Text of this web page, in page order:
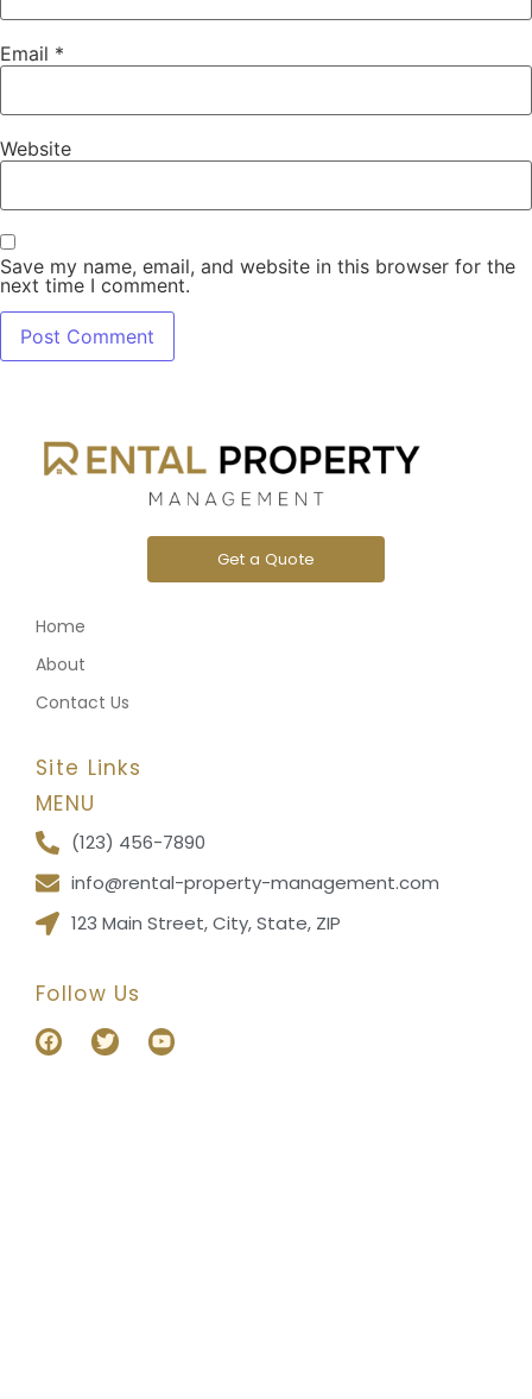
Email *
Website
Save my name, email, and website in this browser for the
next time I comment.
Get a Quote
Home
About
Contact Us
Site Links
MENU
(123) 456-7890
info@rental-property-management.com
123 Main Street, City, State, ZIP
Follow Us